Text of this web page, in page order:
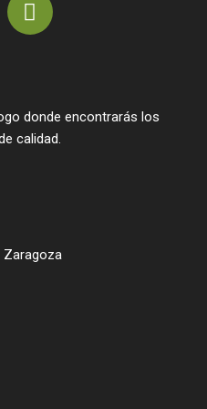
n
g
r
donde encontrarás los
calidad.
Zaragoza